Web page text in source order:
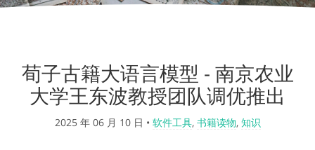
荀子古籍大语言模型 - 南京农业
大学王东波教授团队调优推出
2025 年 06 月 10 日 • 软件工具, 书籍读物, 知识